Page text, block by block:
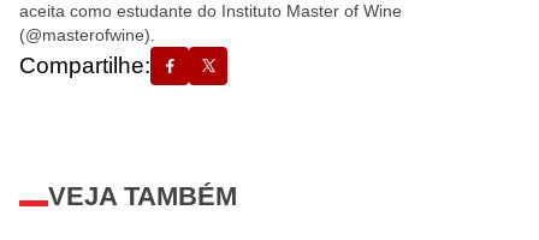
aceita como estudante do Instituto Master of Wine
(@masterofwine).
Compartilhe:
VEJA TAMBÉM